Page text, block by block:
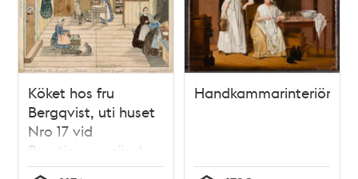
Köket hos fru
Bergqvist, uti huset
Nro 17 vid
Renstjernasgränd,
Qvarteret Kransen
Handkammarinteriör